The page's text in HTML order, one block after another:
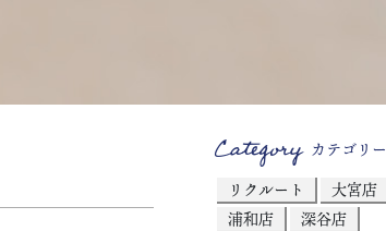
Categoryカテゴリー
リクルート
大宮店
浦和店
深谷店